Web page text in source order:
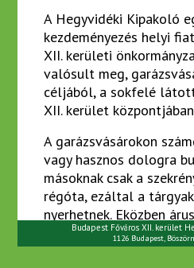
A Hegyvidéki Kipakoló
kezdeményezés helyi
XII. kerületi
valósult meg,
céljából, a sokfelé
XII. kerület
A garázsvásárokon
vagy hasznos dologra
másoknak csak a
régóta, ezáltal a
nyerhetnek. Eközben
idelátogató vásárlóként
megismerkedhetünk a
Budapest Főváros XII. kerület
1126 Budapest,